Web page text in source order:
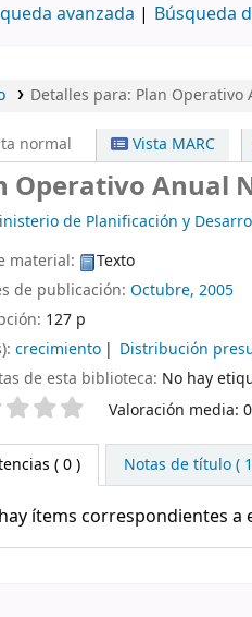
avanzada Búsqueda
Detalles para: Plan Operativo
normal Vista MARC
Operativo Anual
de Planificación y
material:
Texto
de publicación: Octubre, 2005
127 p
crecimiento Distribución
de esta biblioteca: No hay
Valoración media:
( 0 ) Notas de título (
ítems correspondientes a